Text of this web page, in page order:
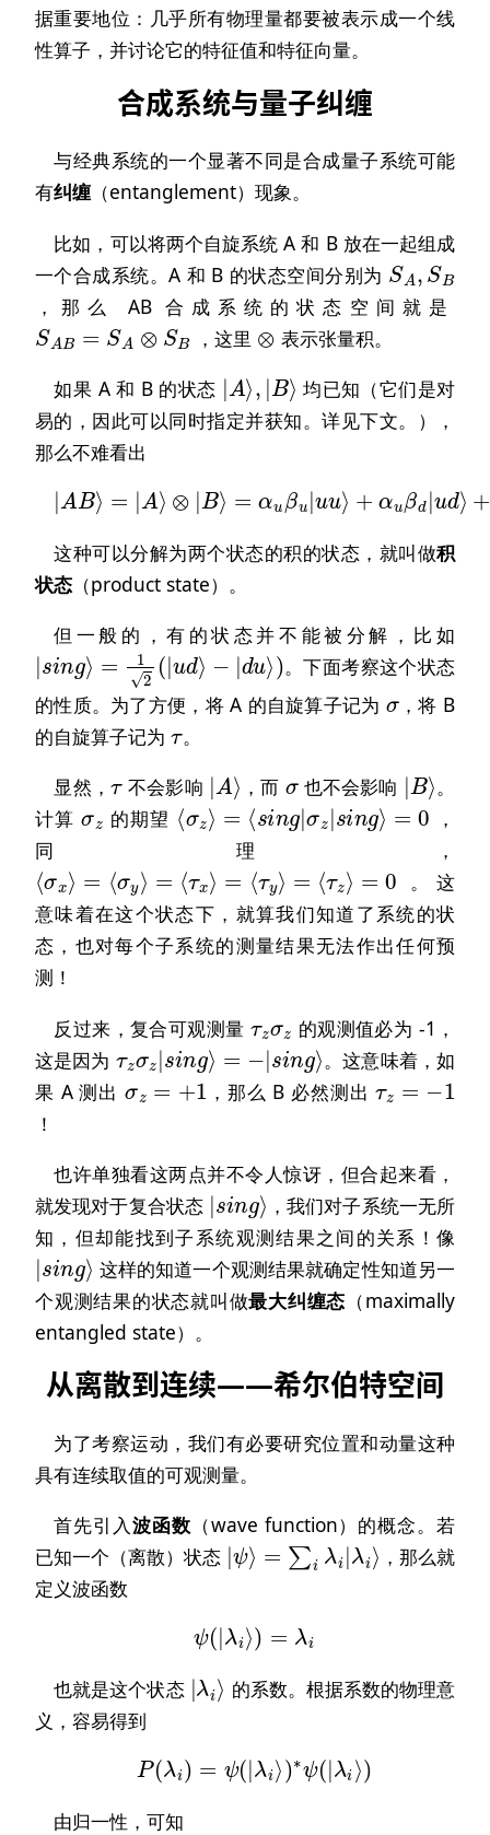
据重要地位：几乎所有物理量都要被表示成一个线
性算子，并讨论它的特征值和特征向量。
合成系统与量子纠缠
与经典系统的一个显著不同是合成量子系统可能
有纠缠 （entanglement）现象。
比如，可以将两个自旋系统 A 和 B 放在一起组成
一个合成系统。A 和 B 的状态空间分别为
SA,SB
，那么 AB 合成系统的状态空间就是
SA B= S A⊗ SB ，这里 ⊗表示张量积。
如果 A 和 B 的状态
| A⟩,| B⟩
均已知（它们是对
易的，因此可以同时指定并获知。详见下文。），
那么不难看出
|AB⟩ =| A ⟩⊗| B ⟩= αu βu |u u⟩+α u βd |ud⟩
+αd βu |du⟩+ α β d|dd ⟩
这种可以分解为两个状态的积的状态，就叫做积
状态 （product state）。
但一般的，有的状态并不能被分解，比如
|s n g⟩ =1 2 (|ud ⟩
− |d u )
。下面考察这个状态
的性质。为了方便，将 A 的自旋算子记为
，将 B
的自旋算子记为
τ
。
显然，
不会影响 | ，而 σ
也不会影响 | 。
计算
σz
的期望 ⟨ σz⟩=⟨ sing|σz |sing ⟩
=0
，
同理，
σ ⟨ y τ = τy⟩ ⟨ =
。这
意味着在这个状态下，就算我们知道了系统的状
态，也对每个子系统的测量结果无法作出任何预
测！
反过来，复合可观测量
的观测值必为 -1，
这是因为
τzσ z|sing⟩
= −|s ing⟩
。这意味着，如
果 A 测出
σz=+1 ，那么 B 必然测出 τz = −1
！
也许单独看这两点并不令人惊讶，但合起来看，
就发现对于复合状态
| sing⟩
，我们对子系统一无所
知，但却能找到子系统观测结果之间的关系！像
| sing⟩
这样的知道一个观测结果就确定性知道另一
个观测结果的状态就叫做最大纠缠态 （maximally
entangled state）。
从离散到连续——希尔伯特空间
为了考察运动，我们有必要研究位置和动量这种
具有连续取值的可观测量。
首先引入波函数 （wave function）的概念。若
已知一个（离散）状态
| ψ⟩=∑iλi|λi⟩ ，那么就
定义波函数
ψ(| λi⟩ )= λi
也就是这个状态 |
λi
的系数。根据系数的物理意
义，容易得到
P(λ i) =ψ(|λi⟩ )∗ψ(|λi )
由归一性，可知